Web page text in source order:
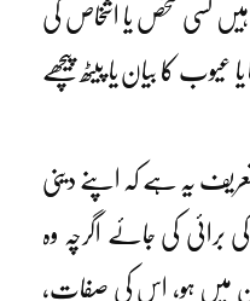
کسی شخص یا اشخاص کی
عیوب کا بیان یا پیٹھ پیچھے
یہ ہے کہ اپنے دینی
برائی کی جائے اگرچہ وہ
میں ہو، اس کی صفات،